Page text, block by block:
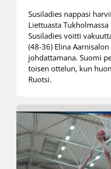
Susiladies nappasi
Liettuasta
Susiladies voitti
(48-36) Elina
johdattamana. Suomi
toisen ottelun, kun
Ruotsi.